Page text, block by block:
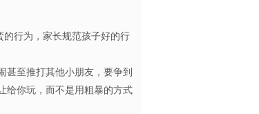
行为，家长规范孩子好的行
至推打其他小朋友，要争到
给你玩，而不是用粗暴的方式